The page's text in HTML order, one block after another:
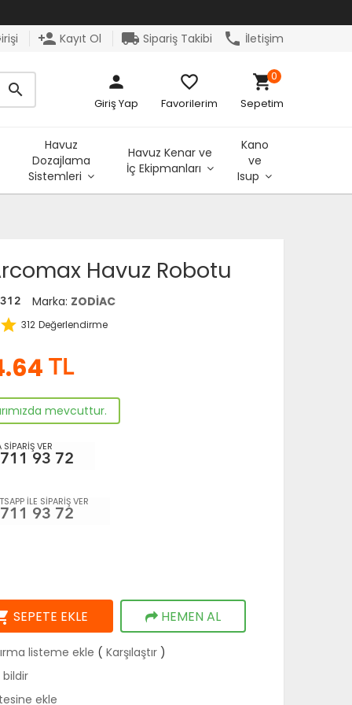
person_add Kayıt Ol local_shipping Sipariş Takibi phone İletişim
search person
Giriş Yap
favorite_border
Favorilerim
shopping_cart
Sepetim
0
Havuz
Dozajlama
Sistemleri
Havuz Kenar ve
İç Ekipmanları
Kano
ve
Isup
Havuz Robotu
Marka: ZODİAC
312 Değerlendirme
TL
mevcuttur.
SİPARİŞ VER
93 72
İLE SİPARİŞ VER
93 72
SEPETE EKLE HEMEN AL
listeme ekle ( Karşılaştır)
bildir
ekle